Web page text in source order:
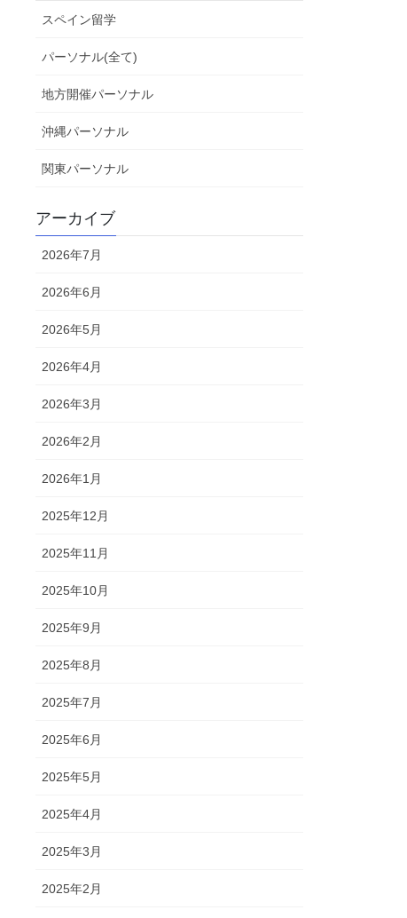
スペイン留学
パーソナル(全て)
地方開催パーソナル
沖縄パーソナル
関東パーソナル
アーカイブ
2026年7月
2026年6月
2026年5月
2026年4月
2026年3月
2026年2月
2026年1月
2025年12月
2025年11月
2025年10月
2025年9月
2025年8月
2025年7月
2025年6月
2025年5月
2025年4月
2025年3月
2025年2月